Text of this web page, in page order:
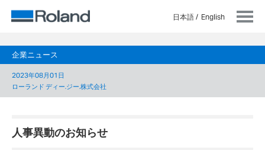
日本語 English
企業ニュース
2023年08月01日
ローランド ディー.ジー.株式会社
人事異動のお知らせ